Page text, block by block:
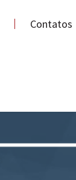
Contatos